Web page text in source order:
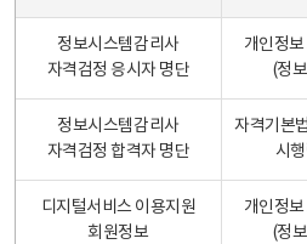
정보시스템감리사
자격검정 응시자 명단
개인정
(정
정보시스템감리사
자격검정 합격자 명단
자격기본
시
디지털서비스 이용지원
회원정보
개인정
(정